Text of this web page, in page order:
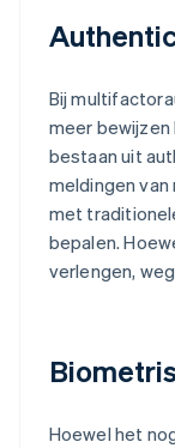
Bij
meer
bestaan uit
meldingen
met
bepalen.
verlengen,
Hoewel het